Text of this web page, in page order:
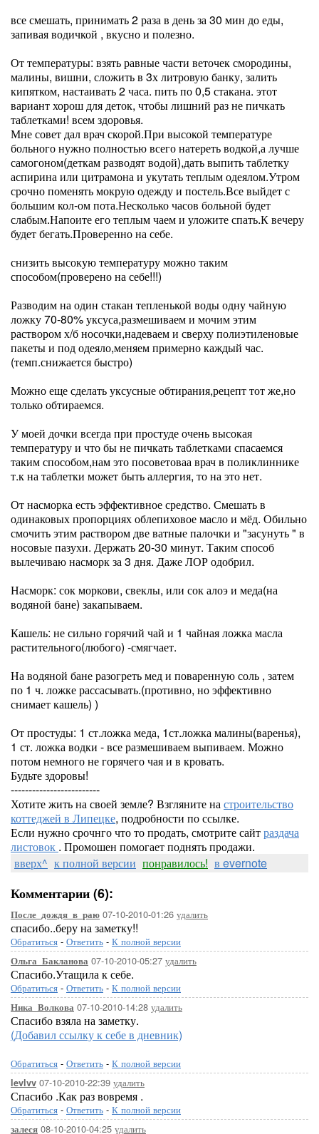
все смешать, принимать 2 раза в день за 30 мин до еды,
запивая водичкой , вкусно и полезно.
От температуры: взять равные части веточек смородины,
малины, вишни, сложить в 3х литровую банку, залить
кипятком, настаивать 2 часа. пить по 0,5 стакана. этот
вариант хорош для деток, чтобы лишний раз не пичкать
таблетками! всем здоровья.
Мне совет дал врач скорой.При высокой температуре
больного нужно полностью всего натереть водкой,а лучше
самогоном(деткам разводят водой),дать выпить таблетку
аспирина или цитрамона и укутать теплым одеялом.Утром
срочно поменять мокрую одежду и постель.Все выйдет с
большим кол-ом пота.Несколько часов больной будет
слабым.Напоите его теплым чаем и уложите спать.К вечеру
будет бегать.Проверенно на себе.
снизить высокую температуру можно таким
способом(проверено на себе!!!)
Разводим на один стакан тепленькой воды одну чайную
ложку 70-80% уксуса,размешиваем и мочим этим
раствором х/б носочки,надеваем и сверху полиэтиленовые
пакеты и под одеяло,меняем примерно каждый час.
(темп.снижается быстро)
Можно еще сделать уксусные обтирания,рецепт тот же,но
только обтираемся.
У моей дочки всегда при простуде очень высокая
температуру и что бы не пичкать таблетками спасаемся
таким способом,нам это посоветоваа врач в поликлиннике
т.к на таблетки может быть аллергия, то на это нет.
От насморка есть эффективное средство. Смешать в
одинаковых пропорциях облепиховое масло и мёд. Обильно
смочить этим раствором две ватные палочки и "засунуть " в
носовые пазухи. Держать 20-30 минут. Таким способ
вылечиваю насморк за 3 дня. Даже ЛОР одобрил.
Насморк: сок моркови, свеклы, или сок алоэ и меда(на
водяной бане) закапываем.
Кашель: не сильно горячий чай и 1 чайная ложка масла
растительного(любого) -смягчает.
На водяной бане разогреть мед и поваренную соль , затем
по 1 ч. ложке рассасывать.(противно, но эффективно
снимает кашель) )
От простуды: 1 ст.ложка меда, 1ст.ложка малины(варенья),
1 ст. ложка водки - все размешиваем выпиваем. Можно
потом немного не горячего чая и в кровать.
Будьте здоровы!
-------------------------
Хотите жить на своей земле? Взгляните настроительство
коттеджей в Липецке, подробности по ссылке.
Если нужно срочнго что то продать, смотрите сайтраздача
листовок . Промошен помогает поднять продажи.
вверх^ к полной версии понравилось! в evernote
Комментарии (6):
После_дождя_в_раю 07-10-2010-01:26 удалить
спасибо..беру на заметку!!
Обратиться - Ответить - К полной версии
Ольга_Бакланова 07-10-2010-05:27 удалить
Спасибо.Утащила к себе.
Обратиться - Ответить - К полной версии
Ника_Волкова 07-10-2010-14:28 удалить
Спасибо взяла на заметку.
(Добавил ссылку к себе в дневник)
Обратиться - Ответить - К полной версии
levlvv 07-10-2010-22:39 удалить
Спасибо .Как раз вовремя .
Обратиться - Ответить - К полной версии
залеся 08-10-2010-04:25 удалить